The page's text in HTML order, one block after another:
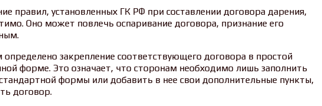
правил, установленных ГК РФ при составлении договора дарения,
Оно может повлечь оспаривание договора, признание его
определено закрепление соответствующего договора в простой
форме. Это означает, что сторонам необходимо лишь заполнить
формы или добавить в нее свои дополнительные пункты,
договор.